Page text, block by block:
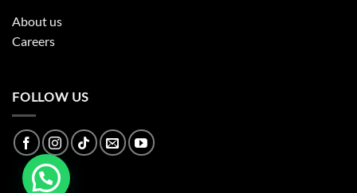
About us
Careers
FOLLOW US